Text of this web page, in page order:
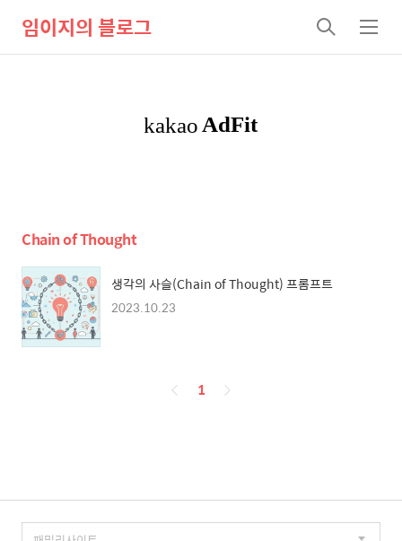
임이지의 블로그
검
색
메
뉴
Chain of Thought
생각의 사슬(Chain of Thought) 프롬프트
2023.10.23
페
1